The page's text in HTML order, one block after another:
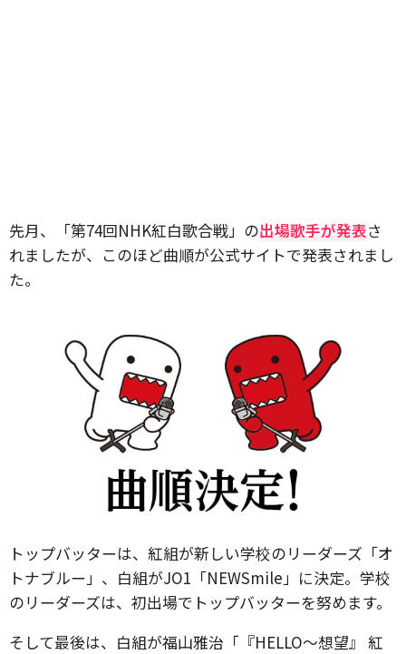
先月、「第74回NHK紅白歌合戦」の出場歌手が発表さ
れましたが、このほど曲順が公式サイトで発表されまし
た。
トップバッターは、紅組が新しい学校のリーダーズ「オ
トナブルー」、白組がJO1「NEWSmile」に決定。学校
のリーダーズは、初出場でトップバッターを努めます。
そして最後は、白組が福山雅治「『HELLO～想望』 紅